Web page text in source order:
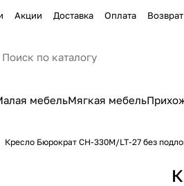
Акции Доставка Оплата Возврат
мебельМягкая мебель
Кресло Бюрократ CH-330M/LT-27 без